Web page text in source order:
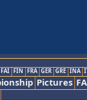
FAI FIN FRA GER GRE INA
Pictures